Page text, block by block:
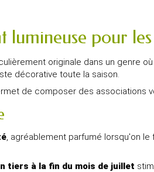
pour les
originale dans un genre
décorative toute la saison.
de composer des associations
, agréablement parfumé lorsqu'on
tiers à la fin du mois de juillet